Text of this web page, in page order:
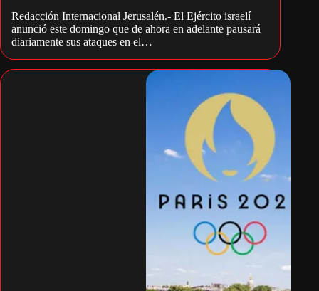
Redacción Internacional Jerusalén.- El Ejército israelí
anunció este domingo que de ahora en adelante pausará
diariamente sus ataques en el…